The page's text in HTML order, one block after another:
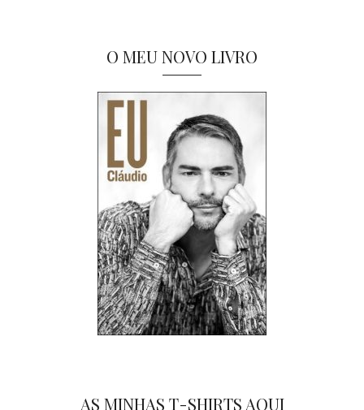
O MEU NOVO LIVRO
AS MINHAS T-SHIRTS AQUI